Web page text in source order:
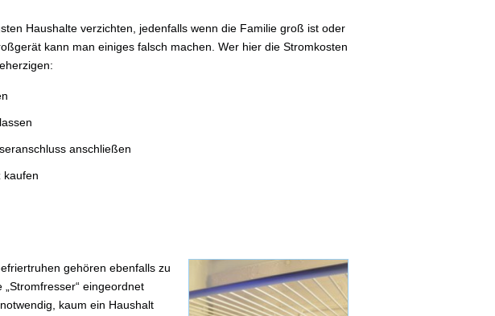
Haushalte verzichten, jedenfalls wenn die Familie groß ist oder
kann man einiges falsch machen. Wer hier die Stromkosten
anschließen
kaufen
gehören ebenfalls zu
eingeordnet
kaum ein Haushalt